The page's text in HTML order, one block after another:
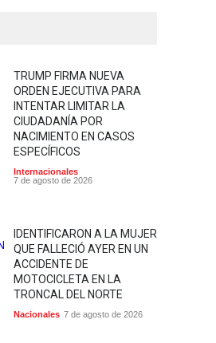
TRUMP FIRMA NUEVA
ORDEN EJECUTIVA PARA
INTENTAR LIMITAR LA
CIUDADANÍA POR
NACIMIENTO EN CASOS
ESPECÍFICOS
Internacionales
7 de agosto de 2026
IDENTIFICARON A LA MUJER
QUE FALLECIÓ AYER EN UN
ACCIDENTE DE
MOTOCICLETA EN LA
TRONCAL DEL NORTE
Nacionales 7 de agosto de 2026